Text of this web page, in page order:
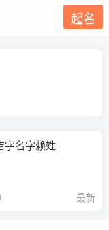
起名
字名字赖姓
最新